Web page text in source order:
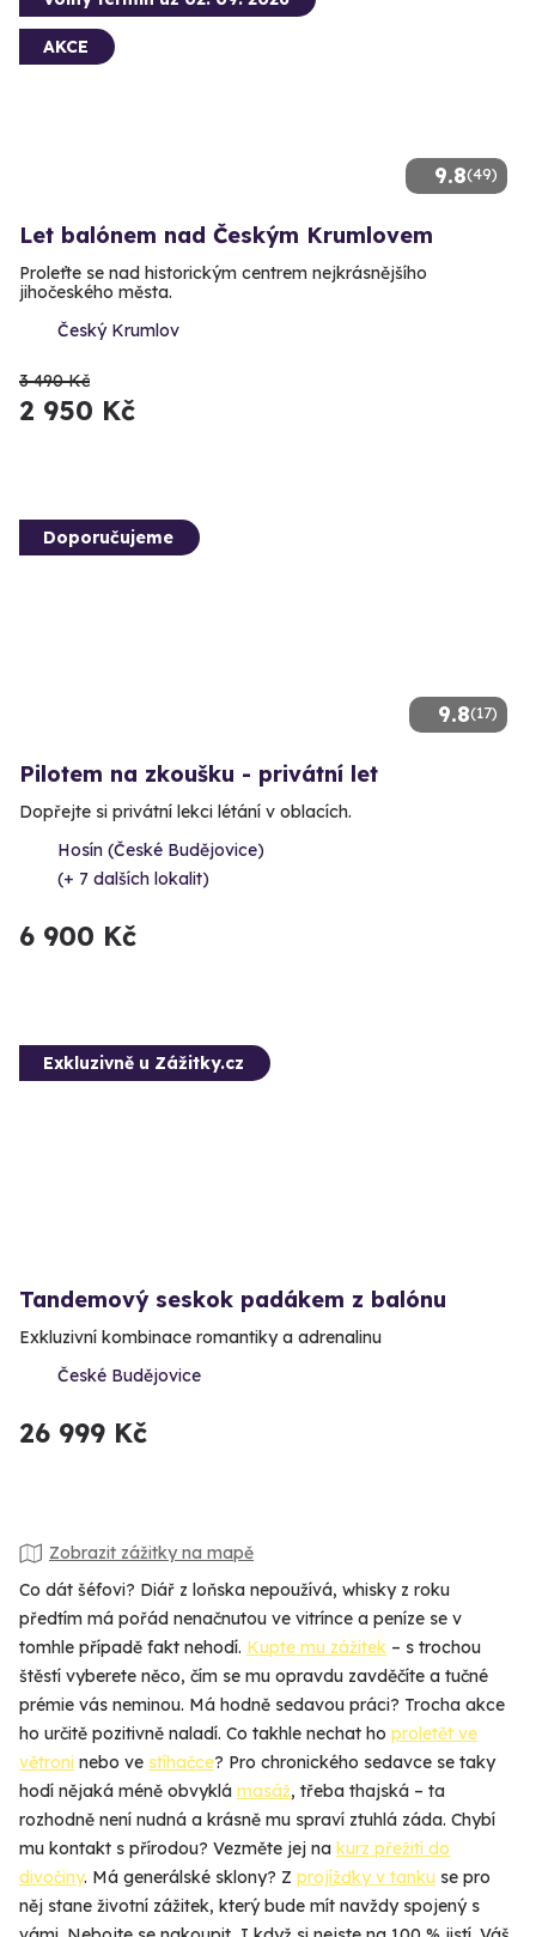
9.8(49)
AKCE
Let balónem nad Českým Krumlovem
Proleťte se nad historickým centrem nejkrásnějšího
jihočeského města.
Český Krumlov
3 490 Kč
2 950 Kč
9.8(17)
Doporučujeme
Pilotem na zkoušku - privátní let
Dopřejte si privátní lekci létání v oblacích.
Hosín (České Budějovice)
(+ 7 dalších lokalit)
6 900 Kč
Exkluzivně u Zážitky.cz
Tandemový seskok padákem z balónu
Exkluzivní kombinace romantiky a adrenalinu
České Budějovice
26 999 Kč
Zobrazit zážitky na mapě
Co dát šéfovi? Diář z loňska nepoužívá, whisky z roku
předtím má pořád nenačnutou ve vitrínce a peníze se v
tomhle případě fakt nehodí. Kupte mu zážitek – s trochou
štěstí vyberete něco, čím se mu opravdu zavděčíte a tučné
prémie vás neminou. Má hodně sedavou práci? Trocha akce
ho určitě pozitivně naladí. Co takhle nechat ho proletět ve
větroni nebo ve stíhačce? Pro chronického sedavce se taky
hodí nějaká méně obvyklá masáž, třeba thajská – ta
rozhodně není nudná a krásně mu spraví ztuhlá záda. Chybí
mu kontakt s přírodou? Vezměte jej na kurz přežití do
divočiny. Má generálské sklony? Z projížďky v tanku se pro
něj stane životní zážitek, který bude mít navždy spojený s